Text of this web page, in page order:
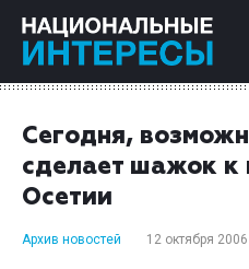
Сегодня,
сделает шажок
Осетии
Архив новостей 12 октября